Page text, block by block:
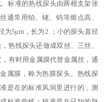
标准的热线探头由两根支架张
通常用铂、铑、钨等熔点高、
为5μm，长为2 ；小的探头直径
热线探头还做成双丝、三丝、
有时用金属膜代替金属丝，通
属膜，称为热膜探头。热线探
是在的标准风洞里进行的，测